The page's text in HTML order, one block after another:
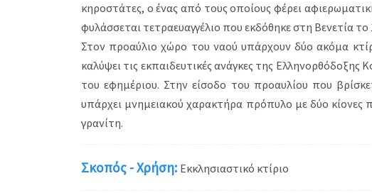
κηροστάτες, ο ένας από τους οποίους φέρει
φυλάσσεται τετραευαγγέλιο που εκδόθηκε στη Βενετία το
Στον προαύλιο χώρο του ναού υπάρχουν δύο ακόμα
καλύψει τις εκπαιδευτικές ανάγκες της
του εφημέριου. Στην είσοδο του προαυλίου που
υπάρχει μνημειακού χαρακτήρα πρόπυλο με δύο κίονες
γρανίτη.
Σκοπός - Χρήση: Εκκλησιαστικό κτίριο